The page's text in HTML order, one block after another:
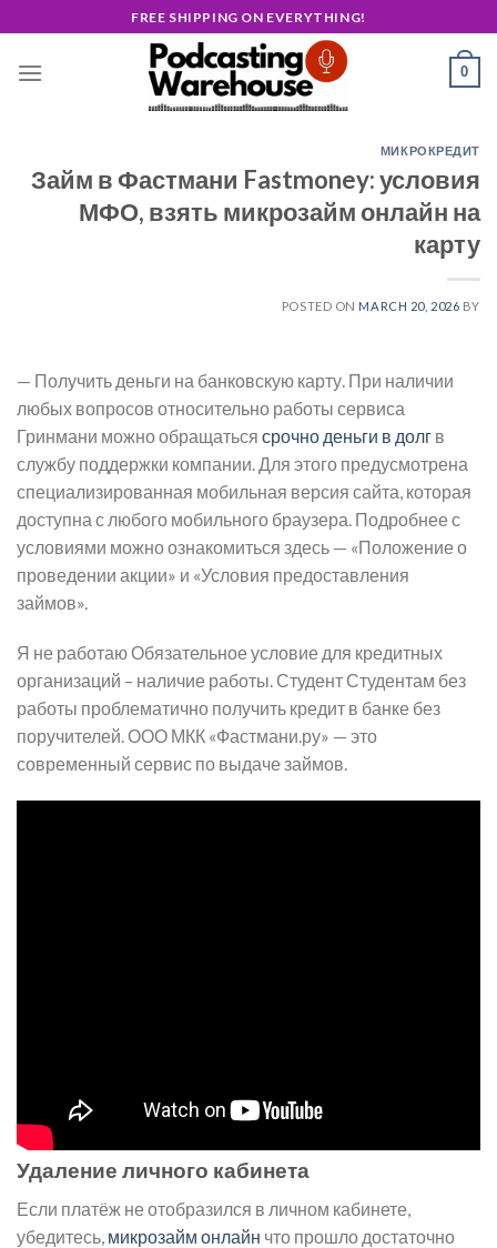
to
content
FREE SHIPPING ON EVERYTHING!
0
МИКРОКРЕДИТ
Займ в Фастмани Fastmoney: условия
МФО, взять микрозайм онлайн на
карту
POSTED ON MARCH 20, 2026 BY
— Получить деньги на банковскую карту. При наличии
любых вопросов относительно работы сервиса
Гринмани можно обращаться срочно деньги в долг в
службу поддержки компании. Для этого предусмотрена
специализированная мобильная версия сайта, которая
доступна с любого мобильного браузера. Подробнее с
условиями можно ознакомиться здесь — «Положение о
проведении акции» и «Условия предоставления
займов».
Я не работаю Обязательное условие для кредитных
организаций – наличие работы. Студент Студентам без
работы проблематично получить кредит в банке без
поручителей. ООО МКК «Фастмани.ру» — это
современный сервис по выдаче займов.
Удаление личного кабинета
Если платёж не отобразился в личном кабинете,
убедитесь, микрозайм онлайн что прошло достаточно